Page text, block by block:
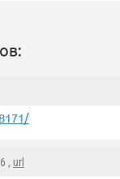
, url